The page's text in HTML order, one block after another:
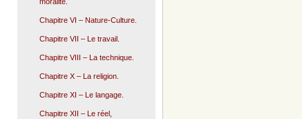
moralité.
Chapitre VI – Nature-Culture.
Chapitre VII – Le travail.
Chapitre VIII – La technique.
Chapitre X – La religion.
Chapitre XI – Le langage.
Chapitre XII – Le réel,